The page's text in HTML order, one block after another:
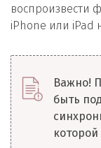
воспроизвести
iPhone или iPad
Важно!
быть
которой